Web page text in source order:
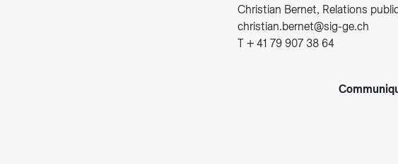
Christian Bernet, Relations
christian.bernet@sig-ge.ch
T + 41 79 907 38 64